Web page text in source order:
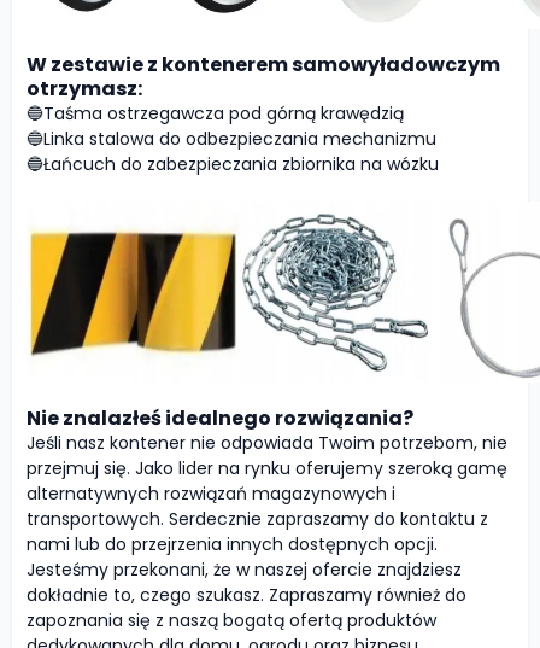
W zestawie z kontenerem samowyładowczym
otrzymasz:
🔵Taśma ostrzegawcza pod górną krawędzią
🔵Linka stalowa do odbezpieczania mechanizmu
🔵Łańcuch do zabezpieczania zbiornika na wózku
Nie znalazłeś idealnego rozwiązania?
Jeśli nasz kontener nie odpowiada Twoim potrzebom, nie
przejmuj się. Jako lider na rynku oferujemy szeroką gamę
alternatywnych rozwiązań magazynowych i
transportowych. Serdecznie zapraszamy do kontaktu z
nami lub do przejrzenia innych dostępnych opcji.
Jesteśmy przekonani, że w naszej ofercie znajdziesz
dokładnie to, czego szukasz. Zapraszamy również do
zapoznania się z naszą bogatą ofertą produktów